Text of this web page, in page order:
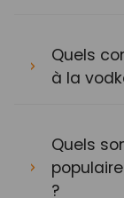
Quels
à la
Quels
?